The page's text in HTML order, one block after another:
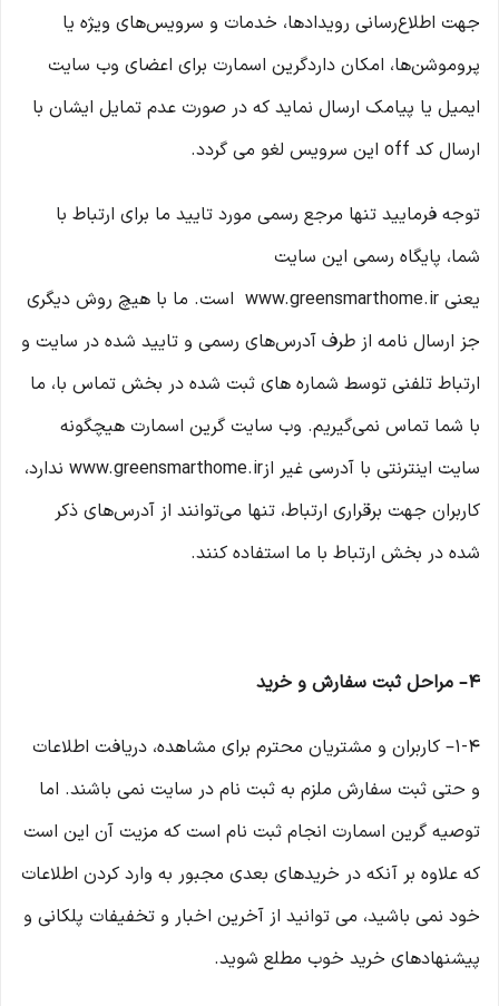
جهت اطلاع‌رسانی رویدادها، خدمات و سرویس‌های ویژه یا
پروموشن‌ها، امکان داردگرین اسمارت برای اعضای وب سایت
ایمیل یا پیامک ارسال نماید که در صورت عدم تمایل ایشان با
ارسال کد off این سرویس لغو می گردد.
توجه فرمایید تنها مرجع رسمی مورد تایید ما برای ارتباط با
شما، پایگاه رسمی این سایت
یعنی www.greensmarthome.ir است. ما با هیچ روش دیگری
جز ارسال نامه از طرف آدرس‏‌های رسمی و تایید شده در سایت و
ارتباط تلفنی توسط شماره های ثبت شده در بخش تماس با، ما
با شما تماس نمی‌‏گیریم. وب سایت گرین اسمارت هیچگونه
سایت اینترنتی با آدرسی غیر ازwww.greensmarthome.ir ندارد،
کاربران جهت برقراری ارتباط، تنها می‏‌توانند از آدرس‌‏های ذکر
شده در بخش ارتباط با ما استفاده کنند.
۴– مراحل ثبت سفارش و خرید
1-۴– کاربران و مشتریان محترم برای مشاهده، دریافت اطلاعات
و حتی ثبت سفارش ملزم به ثبت نام در سایت نمی باشند. اما
توصیه گرین اسمارت انجام ثبت نام است که مزیت آن این است
که علاوه بر آنکه در خریدهای بعدی مجبور به وارد کردن اطلاعات
خود نمی باشید، می توانید از آخرین اخبار و تخفیفات پلکانی و
پیشنهادهای خرید خوب مطلع شوید.